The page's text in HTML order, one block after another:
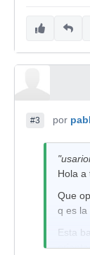
#3 por
Hola a
Que
q es la
Esta